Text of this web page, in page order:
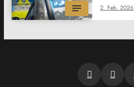
2. Feb. 2026